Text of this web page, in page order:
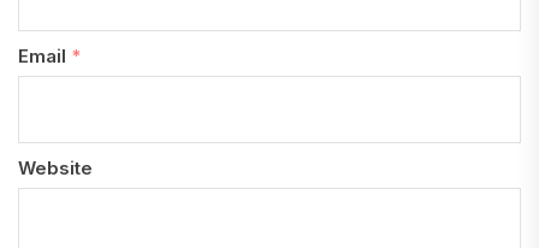
Email *
Website